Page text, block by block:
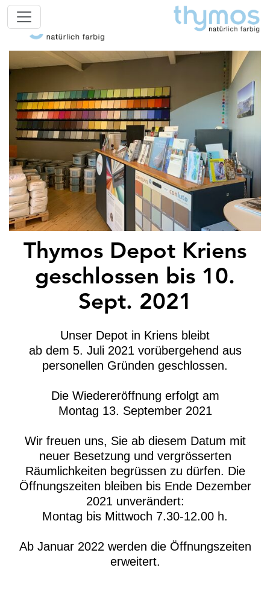
Thymos Depot Kriens
geschlossen bis 10.
Sept. 2021
Unser Depot in Kriens bleibt
ab dem 5. Juli 2021 vorübergehend aus
personellen Gründen geschlossen.
Die Wiedereröffnung erfolgt am
Montag 13. September 2021
Wir freuen uns, Sie ab diesem Datum mit
neuer Besetzung und vergrösserten
Räumlichkeiten begrüssen zu dürfen. Die
Öffnungszeiten bleiben bis Ende Dezember
2021 unverändert:
Montag bis Mittwoch 7.30-12.00 h.
Ab Januar 2022 werden die Öffnungszeiten
erweitert.